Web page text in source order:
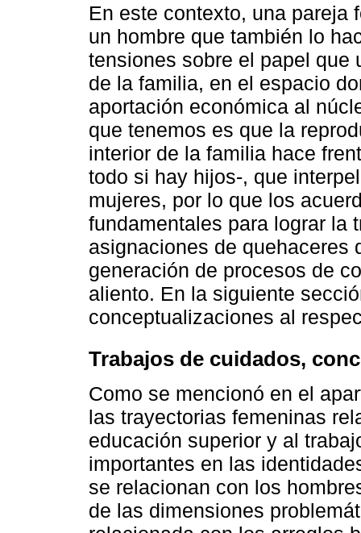
En este contexto, una pareja
un hombre que también lo
tensiones sobre el papel que
de la familia, en el espacio
aportación económica al
que tenemos es que la
interior de la familia hace
todo si hay hijos-, que
mujeres, por lo que los
fundamentales para lograr la
asignaciones de quehaceres
generación de procesos de
aliento. En la siguiente
conceptualizaciones al
Trabajos de cuidados,
Como se mencionó en el
las trayectorias femeninas
educación superior y al
importantes en las
se relacionan con los
de las dimensiones